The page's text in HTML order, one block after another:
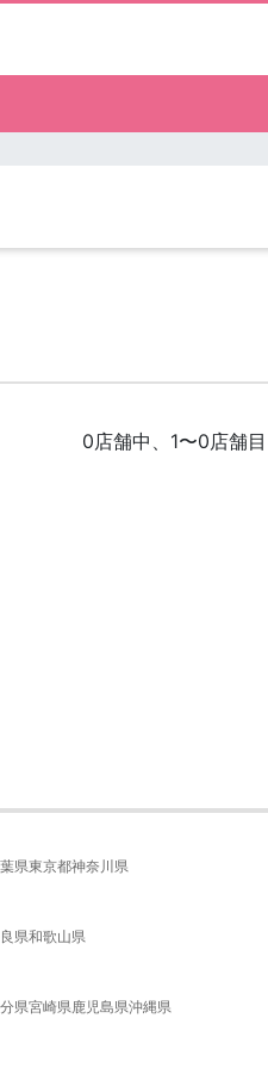
0店舗中、1〜0店舗
県東京都神奈川県
県和歌山県
県宮崎県 鹿児島県沖縄県